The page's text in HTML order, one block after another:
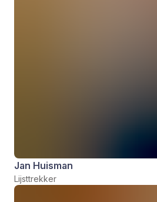
Jan Huisman
Lijsttrekker